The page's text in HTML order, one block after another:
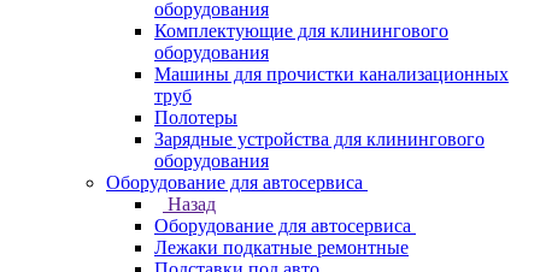
оборудования
Комплектующие для клинингового
оборудования
Машины для прочистки канализационных
труб
Полотеры
Зарядные устройства для клинингового
оборудования
Оборудование для автосервиса
Назад
Оборудование для автосервиса
Лежаки подкатные ремонтные